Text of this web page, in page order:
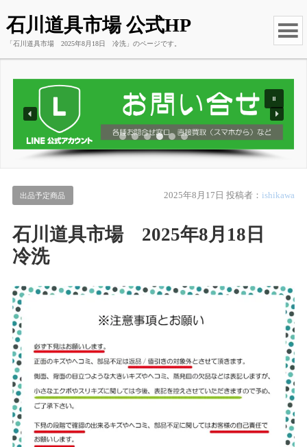
石川道具市場 公式HP
「石川道具市場 2025年8月18日 冷洗」のページです。
出品予定商品 2025年8月17日 投稿者：ishikawa
石川道具市場 2025年8月18日
冷洗